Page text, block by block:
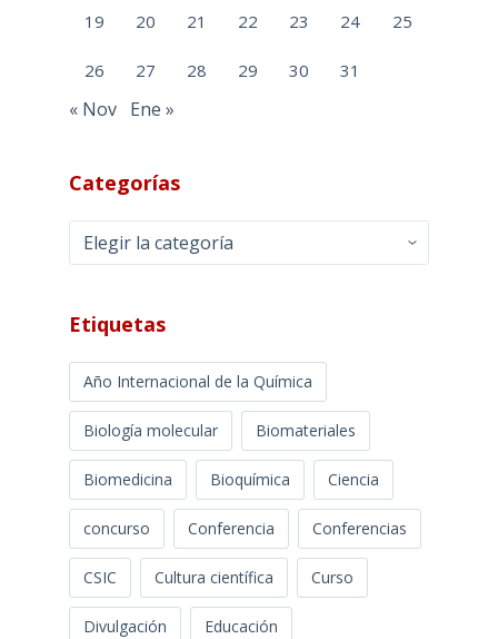
19 20 21 22 23 24 25
26 27 28 29 30 31
« Nov Ene »
Categorías
Categorías
Etiquetas
Año Internacional de la Química
Biología molecular Biomateriales
Biomedicina Bioquímica Ciencia
concurso Conferencia Conferencias
CSIC Cultura científica Curso
Divulgación Educación